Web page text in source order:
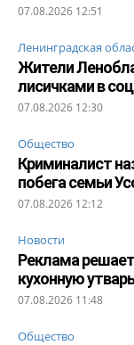
07.08.2026 12:51
Ленинградская
Жители
лисичками в
07.08.2026 12:30
Общество
Криминалист
побега семьи
07.08.2026 12:12
Новости
Реклама
кухонную
07.08.2026 11:48
Общество